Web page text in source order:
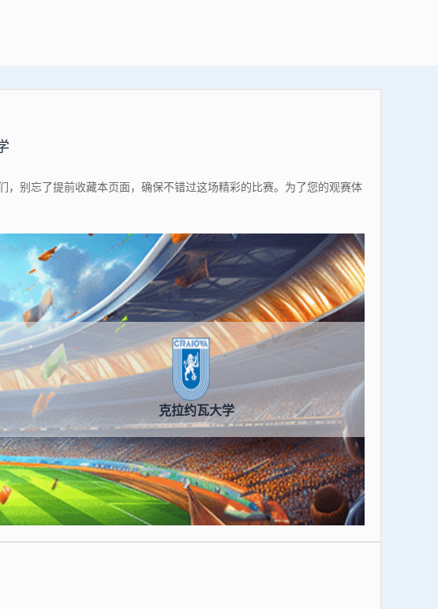
别忘了提前收藏本页面，确保不错过这场精彩的比赛。为了您的观赛体
克拉约瓦大学